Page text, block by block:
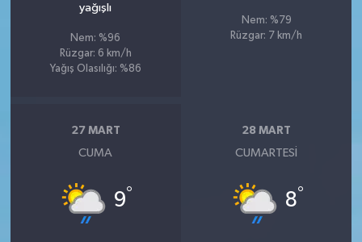
yağışlı
Nem: %96
Rüzgar: 6 km/h
Yağış Olasılığı: %86
Nem: %79
Rüzgar: 7 km/h
27 MART
CUMA
9°
28 MART
CUMARTESI
8°